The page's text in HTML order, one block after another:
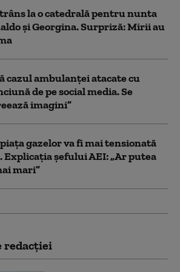
la o catedrală pentru nunta
şi Georgina. Surpriză: Mirii au
cazul ambulanței atacate cu
de pe social media. Se
imagini”
gazelor va fi mai tensionată
șefului AEI: „Ar putea
mari”
redacţiei